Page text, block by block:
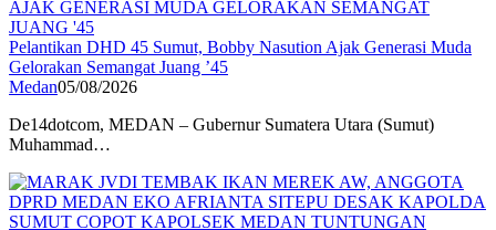
Pelantikan DHD 45 Sumut, Bobby Nasution Ajak Generasi Muda
Gelorakan Semangat Juang ’45
Medan05/08/2026
De14dotcom, MEDAN – Gubernur Sumatera Utara (Sumut)
Muhammad…